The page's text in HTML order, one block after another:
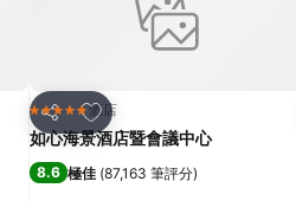
分享
放到收藏夾
5 星級 酒店
如心海景酒店暨會議中心
8.6 極佳 (87,163 筆評分)